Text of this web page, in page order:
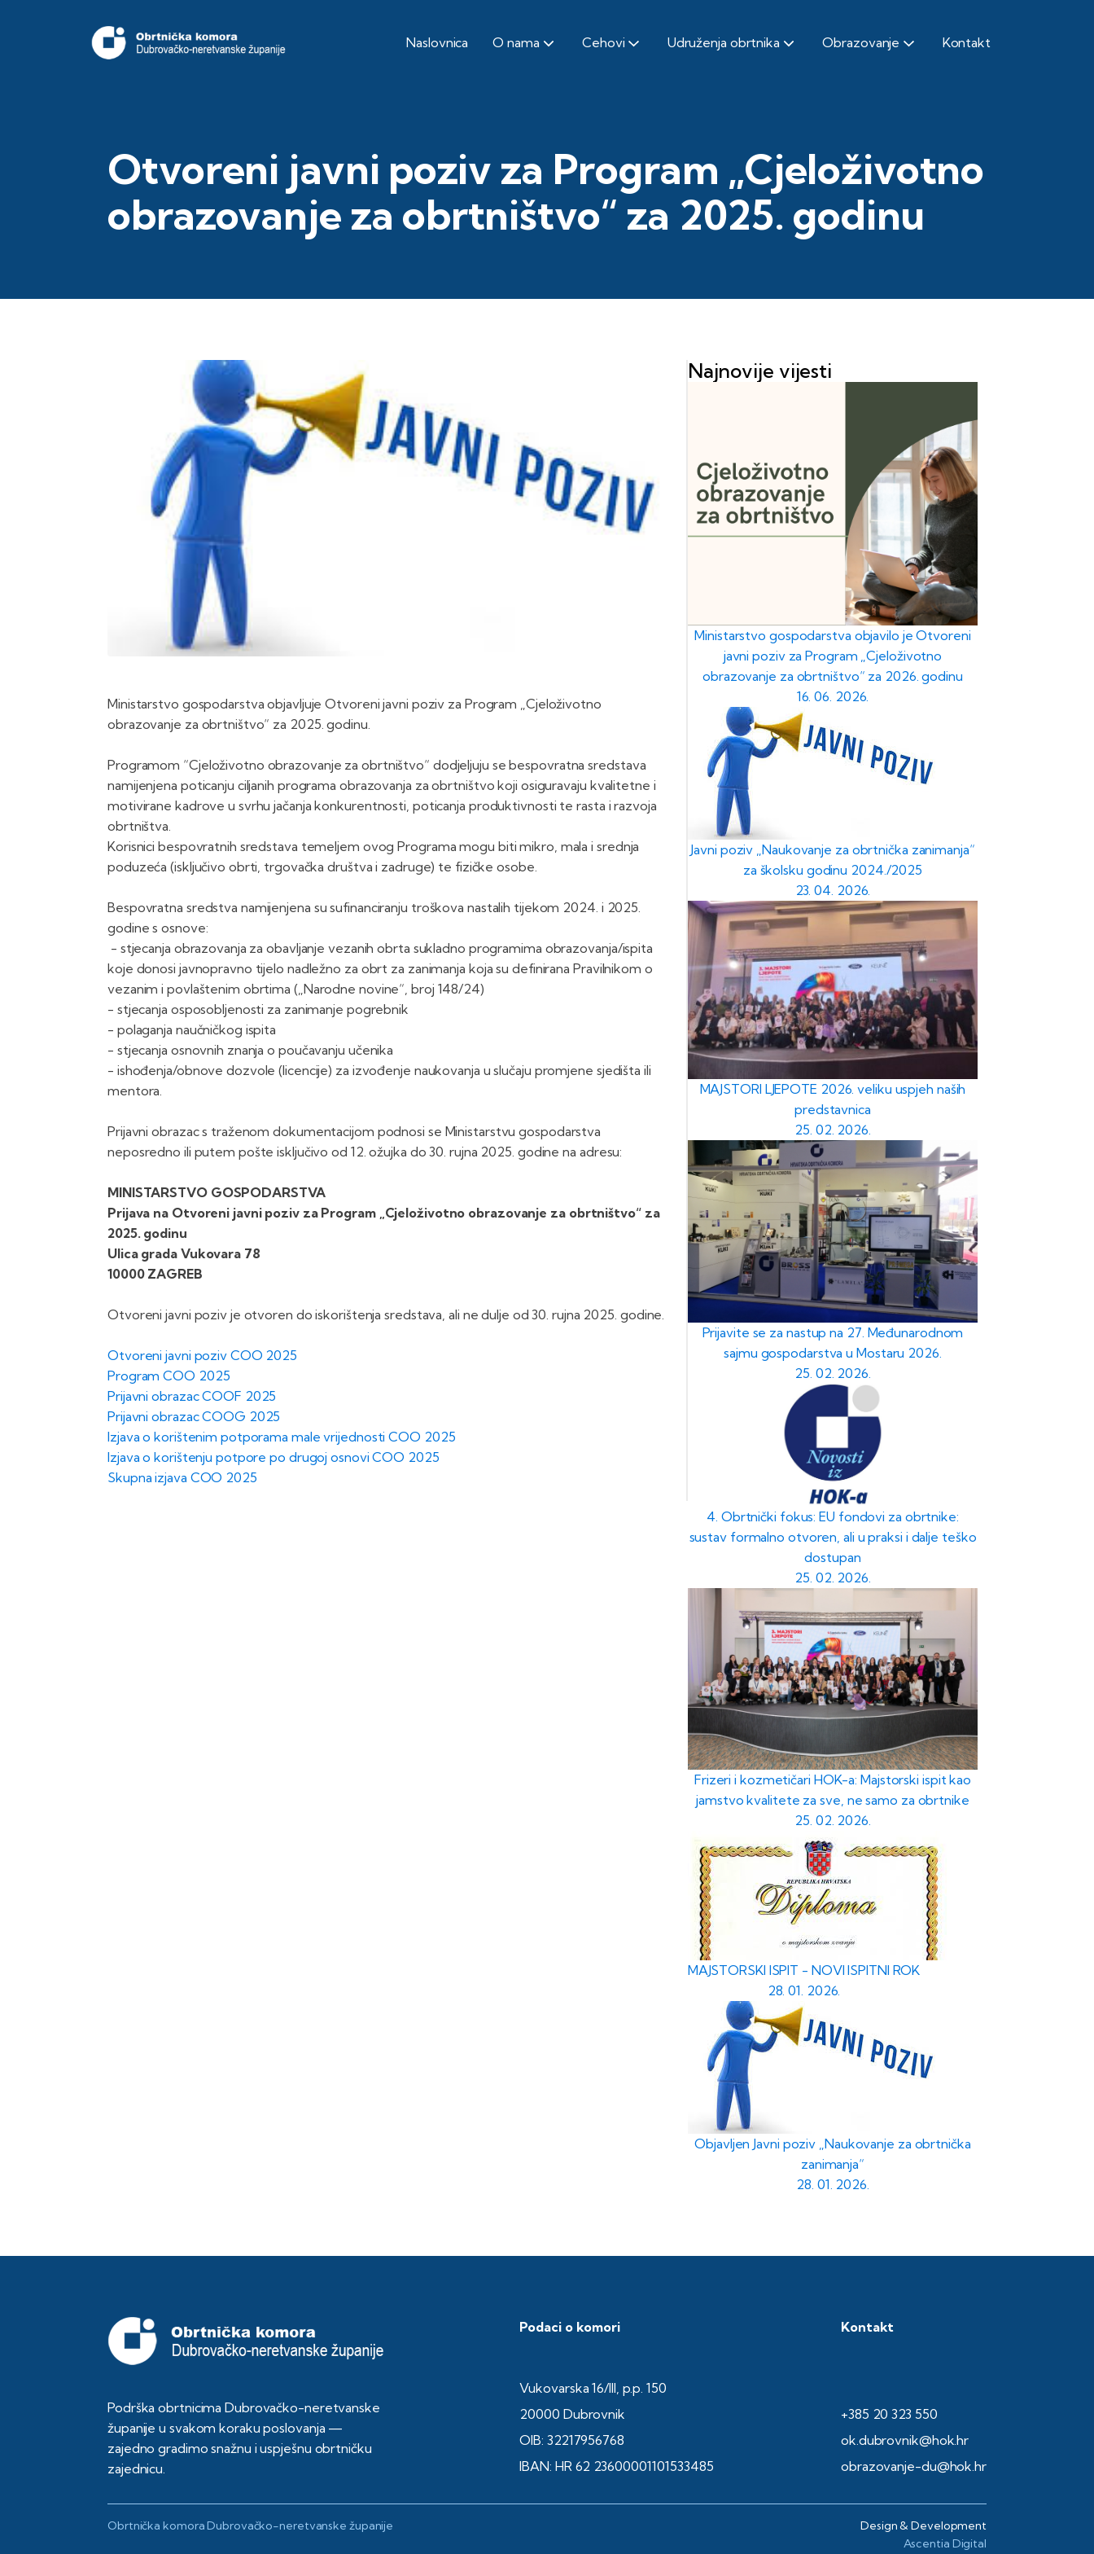
Naslovnica O nama Cehovi Udruženja obrtnika Obrazovanje Kontakt
Otvoreni javni poziv za Program „Cjeloživotno
obrazovanje za obrtništvo“ za 2025. godinu
Ministarstvo gospodarstva objavljuje Otvoreni javni poziv za Program „Cjeloživotno
obrazovanje za obrtništvo“ za 2025. godinu.
Programom “Cjeloživotno obrazovanje za obrtništvo“ dodjeljuju se bespovratna sredstava
namijenjena poticanju ciljanih programa obrazovanja za obrtništvo koji osiguravaju kvalitetne i
motivirane kadrove u svrhu jačanja konkurentnosti, poticanja produktivnosti te rasta i razvoja
obrtništva.
Korisnici bespovratnih sredstava temeljem ovog Programa mogu biti mikro, mala i srednja
poduzeća (isključivo obrti, trgovačka društva i zadruge) te fizičke osobe.
Bespovratna sredstva namijenjena su sufinanciranju troškova nastalih tijekom 2024. i 2025.
godine s osnove:
- stjecanja obrazovanja za obavljanje vezanih obrta sukladno programima obrazovanja/ispita
koje donosi javnopravno tijelo nadležno za obrt za zanimanja koja su definirana Pravilnikom o
vezanim i povlaštenim obrtima („Narodne novine“, broj 148/24)
- stjecanja osposobljenosti za zanimanje pogrebnik
- polaganja naučničkog ispita
- stjecanja osnovnih znanja o poučavanju učenika
- ishođenja/obnove dozvole (licencije) za izvođenje naukovanja u slučaju promjene sjedišta ili
mentora.
Prijavni obrazac s traženom dokumentacijom podnosi se Ministarstvu gospodarstva
neposredno ili putem pošte isključivo od 12. ožujka do 30. rujna 2025. godine na adresu:
MINISTARSTVO GOSPODARSTVA
Prijava na Otvoreni javni poziv za Program „Cjeloživotno obrazovanje za obrtništvo“ za
2025. godinu
Ulica grada Vukovara 78
10000 ZAGREB
Otvoreni javni poziv je otvoren do iskorištenja sredstava, ali ne dulje od 30. rujna 2025. godine.
Otvoreni javni poziv COO 2025
Program COO 2025
Prijavni obrazac COOF 2025
Prijavni obrazac COOG 2025
Izjava o korištenim potporama male vrijednosti COO 2025
Izjava o korištenju potpore po drugoj osnovi COO 2025
Skupna izjava COO 2025
Najnovije vijesti
Ministarstvo gospodarstva objavilo je Otvoreni
javni poziv za Program „Cjeloživotno
obrazovanje za obrtništvo“ za 2026. godinu
16. 06. 2026.
Javni poziv „Naukovanje za obrtnička zanimanja“
za školsku godinu 2024./2025
23. 04. 2026.
MAJSTORI LJEPOTE 2026. veliku uspjeh naših
predstavnica
25. 02. 2026.
Prijavite se za nastup na 27. Međunarodnom
sajmu gospodarstva u Mostaru 2026.
25. 02. 2026.
4. Obrtnički fokus: EU fondovi za obrtnike:
sustav formalno otvoren, ali u praksi i dalje teško
dostupan
25. 02. 2026.
Frizeri i kozmetičari HOK-a: Majstorski ispit kao
jamstvo kvalitete za sve, ne samo za obrtnike
25. 02. 2026.
MAJSTORSKI ISPIT - NOVI ISPITNI ROK
28. 01. 2026.
Objavljen Javni poziv „Naukovanje za obrtnička
zanimanja“
28. 01. 2026.
Podrška obrtnicima Dubrovačko-neretvanske
županije u svakom koraku poslovanja —
zajedno gradimo snažnu i uspješnu obrtničku
zajednicu.
Podaci o komori
Vukovarska 16/III, p.p. 150
20000 Dubrovnik
OIB: 32217956768
IBAN: HR 62 23600001101533485
Kontakt
+385 20 323 550
ok.dubrovnik@hok.hr
obrazovanje-du@hok.hr
Obrtnička komora Dubrovačko-neretvanske županije
Design & Development
Ascentia Digital